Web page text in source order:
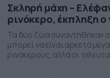
Σκληρή μάχη –
ρινόκερο, έκπληξη
Τα δύο ζώα συναντήθηκαν
μπορεί να είναι αρκετά
ρινόκερους, αλλά οι